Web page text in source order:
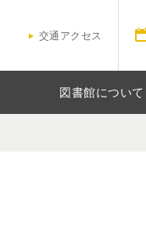
交通アクセス
図書館について